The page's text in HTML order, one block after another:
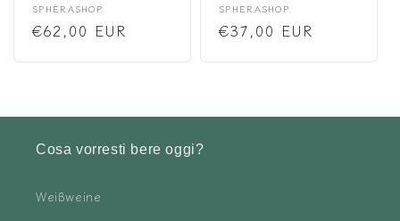
Anbieter:
SPHERASHOP
Normaler
€62,00 EUR
Anbieter:
SPHERASHOP
Normaler
€37,00 EUR
Cosa vorresti bere oggi?
Weißweine